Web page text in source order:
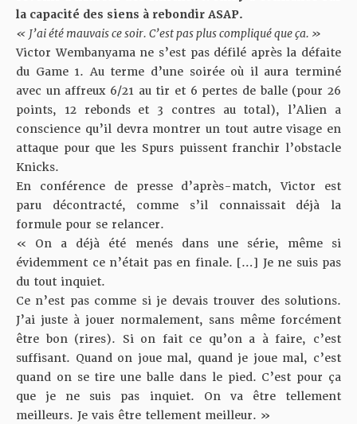
la capacité des siens à rebondir ASAP.
« J’ai été mauvais ce soir. C’est pas plus compliqué que ça. »
Victor Wembanyama ne s’est pas défilé après la défaite
du Game 1. Au terme d’une soirée où il aura terminé
avec un affreux 6/21 au tir et 6 pertes de balle (pour 26
points, 12 rebonds et 3 contres au total), l’Alien a
conscience qu’il devra montrer un tout autre visage en
attaque pour que les Spurs puissent franchir l’obstacle
Knicks.
En conférence de presse d’après-match, Victor est
paru décontracté, comme s’il connaissait déjà la
formule pour se relancer.
« On a déjà été menés dans une série, même si
évidemment ce n’était pas en finale. […] Je ne suis pas
du tout inquiet.
Ce n’est pas comme si je devais trouver des solutions.
J’ai juste à jouer normalement, sans même forcément
être bon (rires). Si on fait ce qu’on a à faire, c’est
suffisant. Quand on joue mal, quand je joue mal, c’est
quand on se tire une balle dans le pied. C’est pour ça
que je ne suis pas inquiet. On va être tellement
meilleurs. Je vais être tellement meilleur. »